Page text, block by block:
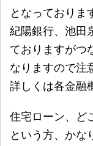
となっておりま
紀陽銀行、池田
ておりますがつ
なりますので注
詳しくは各金融
住宅ローン、ど
という方、かな